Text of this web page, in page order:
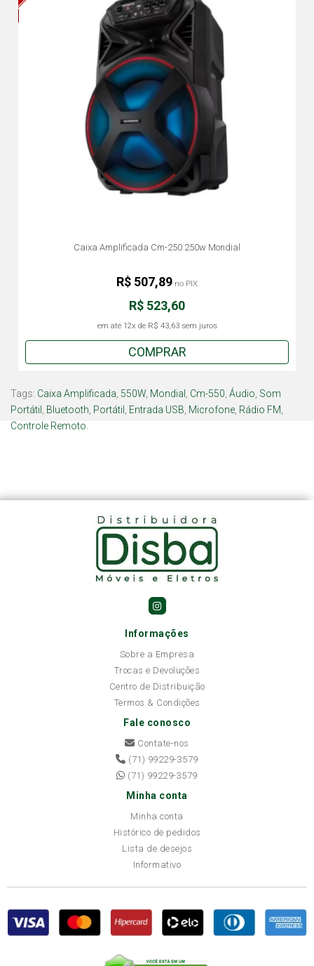
Caixa Amplificada Cm-250 250w Mondial
R$ 523,60
em até 12x de R$ 43,63sem juros
R$ 507,89 no PIX
COMPRAR
Tags: Caixa Amplificada 550W Mondial Cm-550 Áudio Som
Portátil
Bluetooth Portátil Entrada USB Microfone Rádio FM
Controle Remoto.
Informações
Sobre a Empresa
Trocas e Devoluções
Centro de Distribuição
Termos & Condições
Fale conosco
Contate-nos
(71) 99229-3579
(71) 99229-3579
Minha conta
Minha conta
Histórico de pedidos
Lista de desejos
Informativo